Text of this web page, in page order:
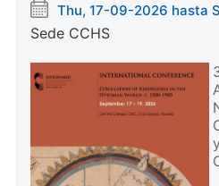
Thu, 17-09-2026 hasta
Sede CCHS